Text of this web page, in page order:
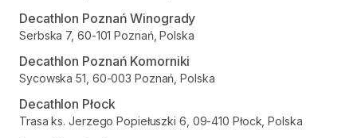
Decathlon Poznań Winogrady
Serbska 7, 60-101 Poznań, Polska
Decathlon Poznań Komorniki
Sycowska 51, 60-003 Poznań, Polska
Decathlon Płock
Trasa ks. Jerzego Popiełuszki 6, 09-410 Płock, Polska